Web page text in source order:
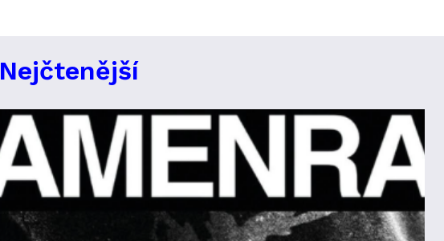
Nejčtenější